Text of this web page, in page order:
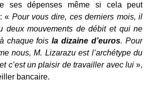
ses dépenses même si cela peut
« Pour vous dire, ces derniers mois, il
deux mouvements de débit et qui ne
chaque foisla dizaine d’euros. Pour
nous, M. Lizarazu est l’archétype du
c’est un plaisir de travailler avec lui»,
bancaire.